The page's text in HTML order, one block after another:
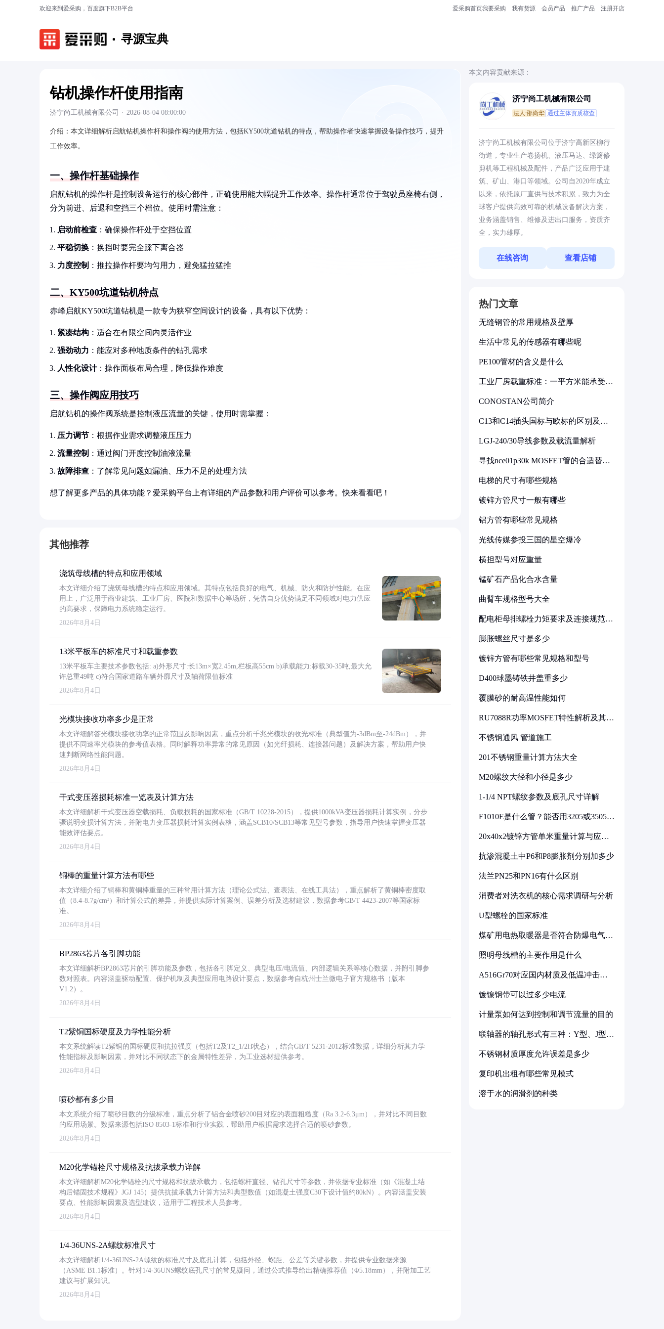
欢迎来到爱采购，百度旗下B2B平台 爱采购首页我要采购 我有货源 会员产品 推广产品 注册开店
寻源宝典
钻机操作杆使用指南
济宁尚工机械有限公司 · 2026-08-04 08:00:00
介绍： 本文详细解析启航钻机操作杆和操作阀的使用方法，包括KY500坑道钻机的特点，帮助操作者快速掌握设备操作技巧，提升
工作效率。
一、操作杆基础操作
启航钻机的操作杆是控制设备运行的核心部件，正确使用能大幅提升工作效率。操作杆通常位于驾驶员座椅右侧，
分为前进、后退和空挡三个档位。使用时需注意：
启动前检查 ：确保操作杆处于空挡位置
平稳切换 ：换挡时要完全踩下离合器
力度控制 ：推拉操作杆要均匀用力，避免猛拉猛推
二、KY500坑道钻机特点
赤峰启航KY500坑道钻机是一款专为狭窄空间设计的设备，具有以下优势：
紧凑结构 ：适合在有限空间内灵活作业
强劲动力 ：能应对多种地质条件的钻孔需求
人性化设计：操作面板布局合理，降低操作难度
三、操作阀应用技巧
启航钻机的操作阀系统是控制液压流量的关键，使用时需掌握：
压力调节 ：根据作业需求调整液压压力
流量控制 ：通过阀门开度控制油液流量
故障排查 ：了解常见问题如漏油、压力不足的处理方法
想了解更多产品的具体功能？爱采购平台上有详细的产品参数和用户评价可以参考。快来看看吧！
其他推荐
浇筑母线槽的特点和应用领域
本文详细介绍了浇筑母线槽的特点和应用领域。其特点包括良好的电气、机械、防火和防护性能。在应
用上，广泛用于商业建筑、工业厂房、医院和数据中心等场所，凭借自身优势满足不同领域对电力供应
的高要求，保障电力系统稳定运行。
2026年8月4日
13米平板车的标准尺寸和载重参数
13米平板车主要技术参数包括: a)外形尺寸:长13m×宽2.45m,栏板高55cm b)承载能力:标载30-35吨,最大允
许总重49吨 c)符合国家道路车辆外廓尺寸及轴荷限值标准
2026年8月4日
光模块接收功率多少是正常
本文详细解答光模块接收功率的正常范围及影响因素，重点分析千兆光模块的收光标准（典型值为-3dBm至-24dBm），并
提供不同速率光模块的参考值表格。同时解释功率异常的常见原因（如光纤损耗、连接器问题）及解决方案，帮助用户快
速判断网络性能问题。
2026年8月4日
干式变压器损耗标准一览表及计算方法
本文详细解析干式变压器空载损耗、负载损耗的国家标准（GB/T 10228-2015），提供1000kVA变压器损耗计算实例，分步
骤说明变损计算方法，并附电力变压器损耗计算实例表格，涵盖SCB10/SCB13等常见型号参数，指导用户快速掌握变压器
能效评估要点。
2026年8月4日
铜棒的重量计算方法有哪些
本文详细介绍了铜棒和黄铜棒重量的三种常用计算方法（理论公式法、查表法、在线工具法），重点解析了黄铜棒密度取
值（8.4-8.7g/cm³）和计算公式的差异，并提供实际计算案例、误差分析及选材建议，数据参考GB/T 4423-2007等国家标
准。
2026年8月4日
BP2863芯片各引脚功能
本文详细解析BP2863芯片的引脚功能及参数，包括各引脚定义、典型电压/电流值、内部逻辑关系等核心数据，并附引脚参
数对照表。内容涵盖驱动配置、保护机制及典型应用电路设计要点，数据参考自杭州士兰微电子官方规格书（版本
V1.2）。
2026年8月4日
T2紫铜国标硬度及力学性能分析
本文系统解读T2紫铜的国标硬度和抗拉强度（包括T2及T2_1/2H状态），结合GB/T 5231-2012标准数据，详细分析其力学
性能指标及影响因素，并对比不同状态下的金属特性差异，为工业选材提供参考。
2026年8月4日
喷砂都有多少目
本文系统介绍了喷砂目数的分级标准，重点分析了铝合金喷砂200目对应的表面粗糙度（Ra 3.2-6.3μm），并对比不同目数
的应用场景。数据来源包括ISO 8503-1标准和行业实践，帮助用户根据需求选择合适的喷砂参数。
2026年8月4日
M20化学锚栓尺寸规格及抗拔承载力详解
本文详细解析M20化学锚栓的尺寸规格和抗拔承载力，包括螺杆直径、钻孔尺寸等参数，并依据专业标准（如《混凝土结
构后锚固技术规程》JGJ 145）提供抗拔承载力计算方法和典型数值（如混凝土强度C30下设计值约80kN）。内容涵盖安装
要点、性能影响因素及选型建议，适用于工程技术人员参考。
2026年8月4日
1/4-36UNS-2A螺纹标准尺寸
本文详细解析1/4-36UNS-2A螺纹的标准尺寸及底孔计算，包括外径、螺距、公差等关键参数，并提供专业数据来源
（ASME B1.1标准）。针对1/4-36UNS螺纹底孔尺寸的常见疑问，通过公式推导给出精确推荐值（Φ5.18mm），并附加工艺
建议与扩展知识。
2026年8月4日
本文内容贡献来源：
济宁尚工机械有限公司
法人:邵尚华 通过主体资质核查
济宁尚工机械有限公司位于济宁高新区柳行
街道，专业生产卷扬机、液压马达、绿篱修
剪机等工程机械及配件，产品广泛应用于建
筑、矿山、港口等领域。公司自2020年成立
以来，依托原厂直供与技术积累，致力为全
球客户提供高效可靠的机械设备解决方案，
业务涵盖销售、维修及进出口服务，资质齐
全，实力雄厚。
在线咨询 查看店铺
热门文章
无缝钢管的常用规格及壁厚
生活中常见的传感器有哪些呢
PE100管材的含义是什么
工业厂房载重标准：一平方米能承受多
CONOSTAN公司简介
C13和C14插头国标与欧标的区别及其
LGJ-240/30导线参数及载流量解析
寻找nce01p30k MOSFET管的合适替代
电梯的尺寸有哪些规格
镀锌方管尺寸一般有哪些
铝方管有哪些常见规格
光线传媒参投三国的星空爆冷
横担型号对应重量
锰矿石产品化合水含量
曲臂车规格型号大全
配电柜母排螺栓力矩要求及连接规范详
膨胀螺丝尺寸是多少
镀锌方管有哪些常见规格和型号
D400球墨铸铁井盖重多少
覆膜砂的耐高温性能如何
RU7088R功率MOSFET特性解析及其在
不锈钢通风 管道施工
201不锈钢重量计算方法大全
M20螺纹大径和小径是多少
1-1/4 NPT螺纹参数及底孔尺寸详解
F1010E是什么管？能否用3205或3505代
20x40x2镀锌方管单米重量计算与应用
抗渗混凝土中P6和P8膨胀剂分别加多少
法兰PN25和PN16有什么区别
消费者对洗衣机的核心需求调研与分析
U型螺栓的国家标准
煤矿用电热取暖器是否符合防爆电气设
照明母线槽的主要作用是什么
A516Gr70对应国内材质及低温冲击要
镀镍钢带可以过多少电流
计量泵如何达到控制和调节流量的目的
联轴器的轴孔形式有三种：Y型、J型、
不锈钢材质厚度允许误差是多少
复印机出租有哪些常见模式
溶于水的润滑剂的种类